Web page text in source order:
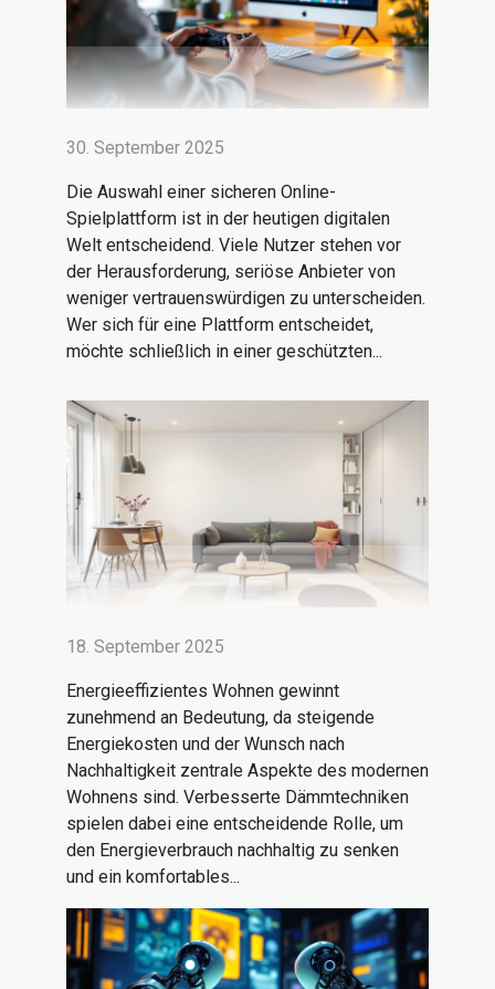
30. September 2025
Die Auswahl einer sicheren Online-
Spielplattform ist in der heutigen digitalen
Welt entscheidend. Viele Nutzer stehen vor
der Herausforderung, seriöse Anbieter von
weniger vertrauenswürdigen zu unterscheiden.
Wer sich für eine Plattform entscheidet,
möchte schließlich in einer geschützten...
18. September 2025
Energieeffizientes Wohnen gewinnt
zunehmend an Bedeutung, da steigende
Energiekosten und der Wunsch nach
Nachhaltigkeit zentrale Aspekte des modernen
Wohnens sind. Verbesserte Dämmtechniken
spielen dabei eine entscheidende Rolle, um
den Energieverbrauch nachhaltig zu senken
und ein komfortables...